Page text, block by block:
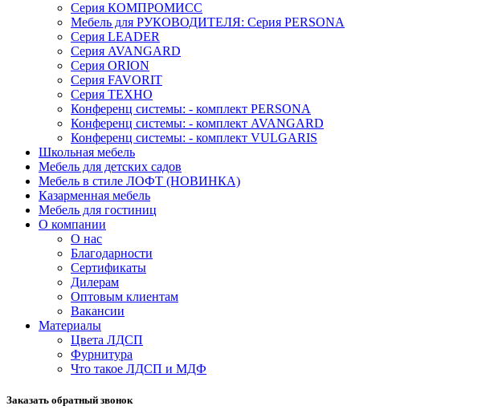
Серия КОМПРОМИСС
Мебель для РУКОВОДИТЕЛЯ: Серия PERSONA
Серия LEADER
Серия AVANGARD
Серия ORION
Серия FAVORIT
Серия ТЕХНО
Конференц системы: - комплект PERSONA
Конференц системы: - комплект AVANGARD
Конференц системы: - комплект VULGARIS
Школьная мебель
Мебель для детских садов
Мебель в стиле ЛОФТ (НОВИНКА)
Казарменная мебель
Мебель для гостиниц
О компании
О нас
Благодарности
Сертификаты
Дилерам
Оптовым клиентам
Вакансии
Материалы
Цвета ЛДСП
Фурнитура
Что такое ЛДСП и МДФ
Заказать обратный звонок